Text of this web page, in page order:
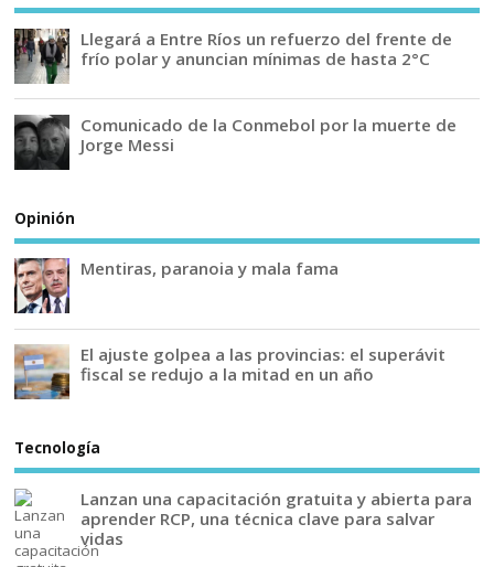
Llegará a Entre Ríos un refuerzo del frente de
frío polar y anuncian mínimas de hasta 2°C
Comunicado de la Conmebol por la muerte de
Jorge Messi
Opinión
Mentiras, paranoia y mala fama
El ajuste golpea a las provincias: el superávit
fiscal se redujo a la mitad en un año
Tecnología
Lanzan una capacitación gratuita y abierta para
aprender RCP, una técnica clave para salvar
vidas